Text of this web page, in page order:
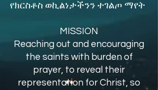
የክርስቶስ ወኪልነታችንን ተገልጦ ማየት
MISSION
Reaching out and encouraging
the saints with burden of
prayer, to reveal their
representation for Christ, so